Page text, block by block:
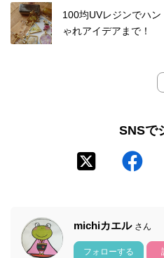
100均UVレジンでハ
ゃれアイデアまで！
SNSで
michiカエル さん
フォローする